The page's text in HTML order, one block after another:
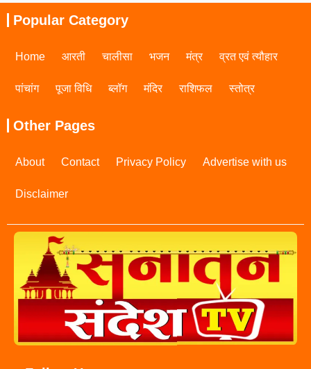
Popular Category
Home आरती चालीसा भजन मंत्र व्रत एवं त्यौहार
पांचांग पूजा विधि ब्लॉग मंदिर राशिफल स्तोत्र
Other Pages
About Contact Privacy Policy Advertise with us
Disclaimer